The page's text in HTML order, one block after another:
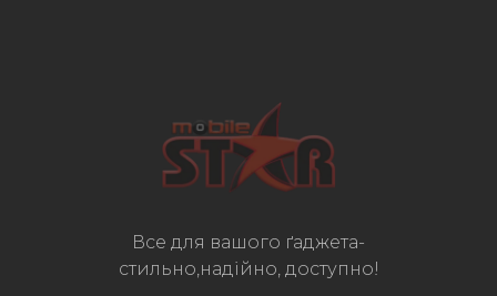
Все для вашого ґаджета-
стильно,надійно, доступно!